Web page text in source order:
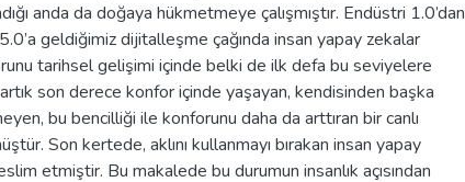
anda da doğaya hükmetmeye çalışmıştır. Endüstri 1.0’dan
geldiğimiz dijitalleşme çağında insan yapay zekalar
tarihsel gelişimi içinde belki de ilk defa bu seviyelere
artık son derece konfor içinde yaşayan, kendisinden başka
bu bencilliği ile konforunu daha da arttıran bir canlı
Son kertede, aklını kullanmayı bırakan insan yapay
etmiştir. Bu makalede bu durumun insanlık açısından